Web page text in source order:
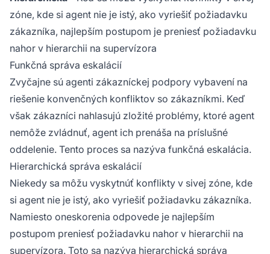
zóne, kde si agent nie je istý, ako vyriešiť požiadavku
zákazníka, najlepším postupom je preniesť požiadavku
nahor v hierarchii na supervízora
Funkčná správa eskalácií
Zvyčajne sú agenti zákazníckej podpory vybavení na
riešenie konvenčných konfliktov so zákazníkmi. Keď
však zákazníci nahlasujú zložité problémy, ktoré agent
nemôže zvládnuť, agent ich prenáša na príslušné
oddelenie. Tento proces sa nazýva funkčná eskalácia.
Hierarchická správa eskalácií
Niekedy sa môžu vyskytnúť konflikty v sivej zóne, kde
si agent nie je istý, ako vyriešiť požiadavku zákazníka.
Namiesto oneskorenia odpovede je najlepším
postupom preniesť požiadavku nahor v hierarchii na
supervízora. Toto sa nazýva hierarchická správa